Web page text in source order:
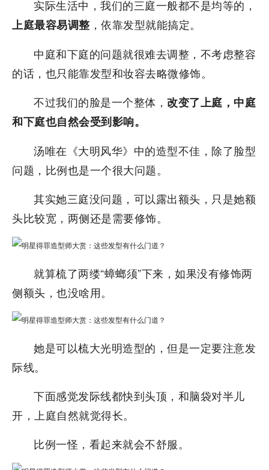
实际生活中，我们的三庭一般都不是均等的，
上庭最容易调整 ，依靠发型就能搞定。
中庭和下庭的问题就很难去调整，不考虑整容
的话，也只能靠发型和妆容去略微修饰。
不过我们的脸是一个整体， 改变了上庭，中庭
和下庭也自然会受到影响。
汤唯在《大明风华》中的造型不佳，除了脸型
问题，比例也是一个很大问题。
其实她三庭没问题，可以露出额头，只是她额
头比较宽，两侧还是需要修饰。
就算梳了两缕“蟑螂须”下来，如果没有修饰两
侧额头，也没啥用。
她是可以梳大光明造型的，但是一定要注意发
际线。
下面感觉发际线都快到头顶，和脑袋对半儿
开，上庭自然就觉得长。
比例一怪，看起来就会不舒服。